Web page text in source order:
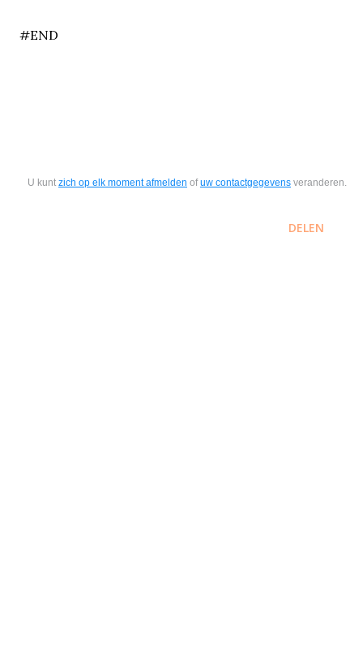
#END
U kunt zich op elk moment afmelden ofuw contactgegevens veranderen.
DELEN